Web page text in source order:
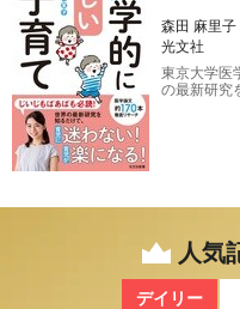
森田 麻里子
光文社
東京大学医
の最新研究
人気
デイリー